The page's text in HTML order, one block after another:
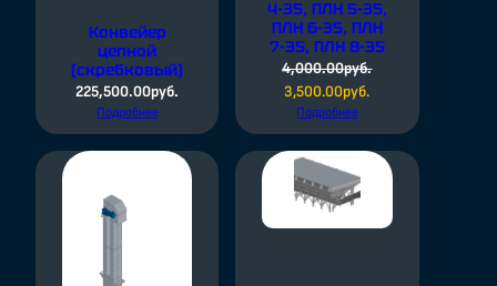
Конвейер
цепной
(скребковый)
225,500.00руб.
Подробнее
4-35, ПЛН 5-35,
ПЛН 6-35, ПЛН
7-35, ПЛН 8-35
4,000.00руб.
Первоначальная
цена
составляла
4,000.00руб..
3,500.00руб.Текущая
3,500.00руб..
Подробнее